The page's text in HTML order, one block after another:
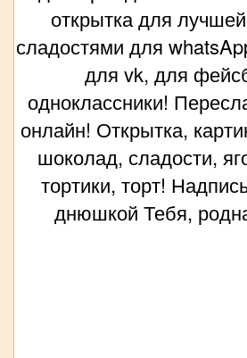
открытка для
сладостями для
для vk, для
одноклассники!
онлайн! Открытка,
шоколад, сладости,
тортики, торт!
днюшкой Тебя,